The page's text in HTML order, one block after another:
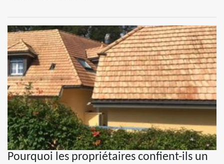
Pourquoi les propriétaires confient-ils un